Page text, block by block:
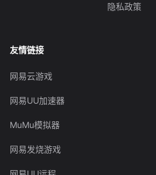
隐私政策
友情链接
网易云游戏
网易UU加速器
MuMu模拟器
网易发烧游戏